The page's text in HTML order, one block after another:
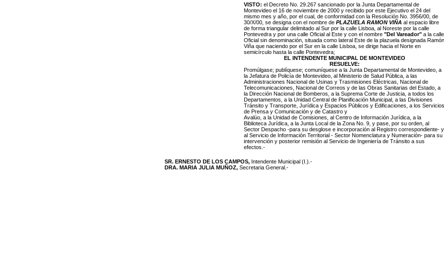
VISTO: el Decreto No. 29.267 sancionado por la Junta Departamental de
Montevideo el 16 de noviembre de 2000 y recibido por este Ejecutivo el 24 del
mismo mes y año, por el cual, de conformidad con la Resolución No. 3956/00, de
30/X/00, se designa con el nombre de PLAZUELA RAMON VIÑA al espacio libre
de forma triangular delimitado al Sur por la calle Lisboa, al Noreste por la calle
Pontevedra y por una calle Oficial al Este y con el nombre "Del Vareador" a la calle
Oficial sin denominación, situada como lateral Este de la plazuela designada Ramón
Viña que naciendo por el Sur en la calle Lisboa, se dirige hacia el Norte en
semicírculo hasta la calle Pontevedra;
EL INTENDENTE MUNICIPAL DE MONTEVIDEO
RESUELVE:
Promúlgase; publíquese; comuníquese a la Junta Departamental de Montevideo, a
la Jefatura de Policía de Montevideo, al Ministerio de Salud Pública, a las
Administraciones Nacional de Usinas y Trasmisiones Eléctricas, Nacional de
Telecomunicaciones, Nacional de Correos y de las Obras Sanitarias del Estado, a
la Dirección Nacional de Bomberos, a la Suprema Corte de Justicia, a todos los
Departamentos, a la Unidad Central de Planificación Municipal, a las Divisiones
Tránsito y Transporte, Jurídica y Espacios Públicos y Edificaciones, a los Servicios
de Prensa y Comunicación y de Catastro y
Avalúo, a la Unidad de Comisiones, al Centro de Información Jurídica, a la
Biblioteca Jurídica, a la Junta Local de la Zona No. 9, y pase, por su orden, al
Sector Despacho -para su desglose e incorporación al Registro correspondiente- y
al Servicio de Información Territorial - Sector Nomenclatura y Numeración- para su
intervención y posterior remisión al Servicio de Ingeniería de Tránsito a sus
efectos.-
SR. ERNESTO DE LOS CAMPOS, Intendente Municipal (I.).-
DRA. MARIA JULIA MUÑOZ, Secretaria General.-